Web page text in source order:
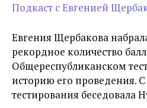
Подкаст с Евгенией
Евгения Щербакова
рекордное количество
Общереспубликанском
историю его проведения.
тестирования беседовала